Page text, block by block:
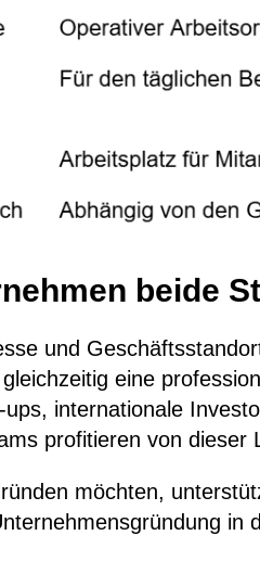
beide
und
eine
internationale
profitieren von dieser
möchten,
in